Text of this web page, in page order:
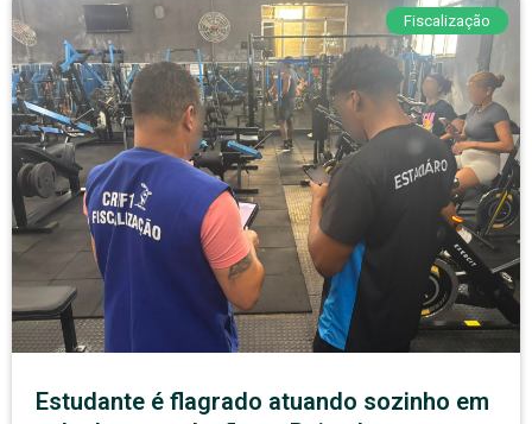
Fiscalização
Estudante é flagrado atuando sozinho em